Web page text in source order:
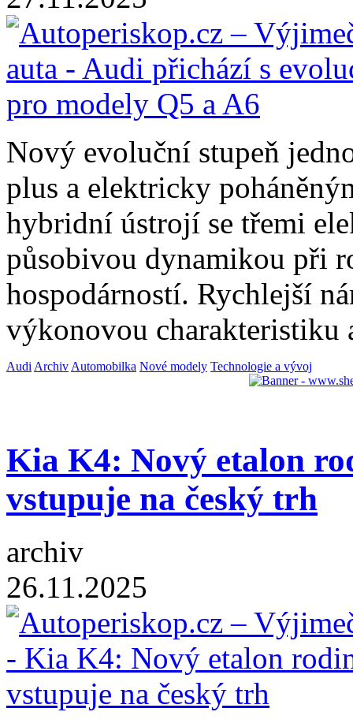
Nový evoluční stupeň
plus a elektricky
hybridní ústrojí se třemi
působivou dynamikou při
hospodárností. Rychlejší
výkonovou
Audi Archiv Automobilka Nové modely Technologie a vývoj
Kia K4: Nový etalon
vstupuje na český trh
archiv
26.11.2025